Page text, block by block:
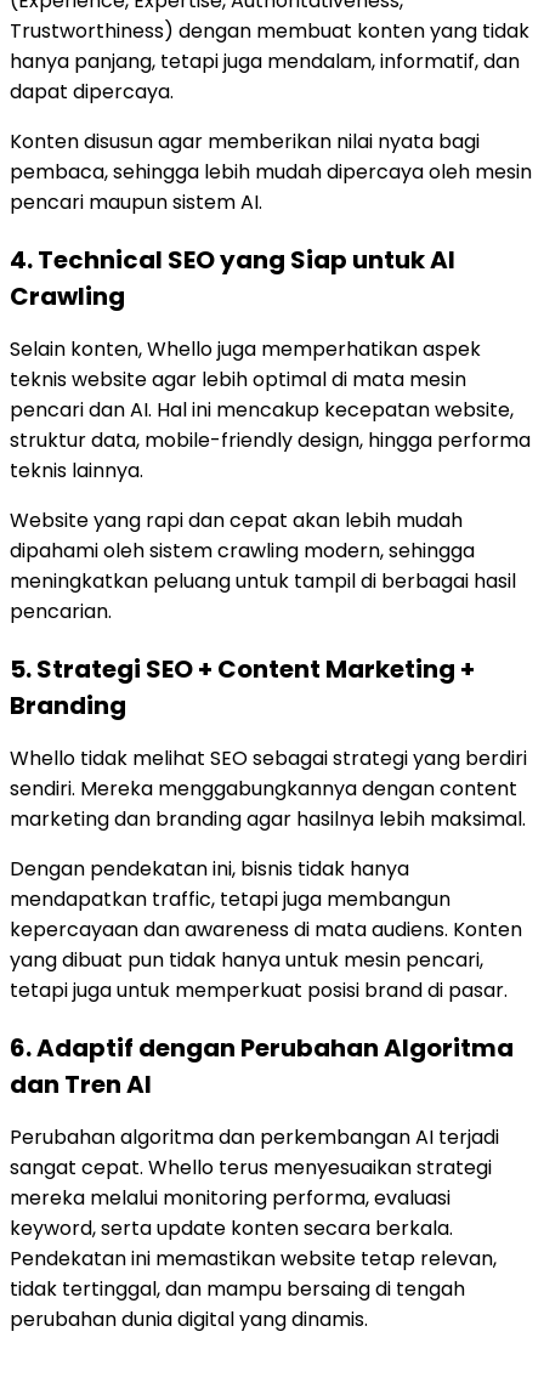
Trustworthiness) dengan membuat konten yang tidak
hanya panjang, tetapi juga mendalam, informatif, dan
dapat dipercaya.
Konten disusun agar memberikan nilai nyata bagi
pembaca, sehingga lebih mudah dipercaya oleh mesin
pencari maupun sistem AI.
4. Technical SEO yang Siap untuk AI
Crawling
Selain konten, Whello juga memperhatikan aspek
teknis website agar lebih optimal di mata mesin
pencari dan AI. Hal ini mencakup kecepatan website,
struktur data, mobile-friendly design, hingga performa
teknis lainnya.
Website yang rapi dan cepat akan lebih mudah
dipahami oleh sistem crawling modern, sehingga
meningkatkan peluang untuk tampil di berbagai hasil
pencarian.
5. Strategi SEO + Content Marketing +
Branding
Whello tidak melihat SEO sebagai strategi yang berdiri
sendiri. Mereka menggabungkannya dengan content
marketing dan branding agar hasilnya lebih maksimal.
Dengan pendekatan ini, bisnis tidak hanya
mendapatkan traffic, tetapi juga membangun
kepercayaan dan awareness di mata audiens. Konten
yang dibuat pun tidak hanya untuk mesin pencari,
tetapi juga untuk memperkuat posisi brand di pasar.
6. Adaptif dengan Perubahan Algoritma
dan Tren AI
Perubahan algoritma dan perkembangan AI terjadi
sangat cepat. Whello terus menyesuaikan strategi
mereka melalui monitoring performa, evaluasi
keyword, serta update konten secara berkala.
Pendekatan ini memastikan website tetap relevan,
tidak tertinggal, dan mampu bersaing di tengah
perubahan dunia digital yang dinamis.